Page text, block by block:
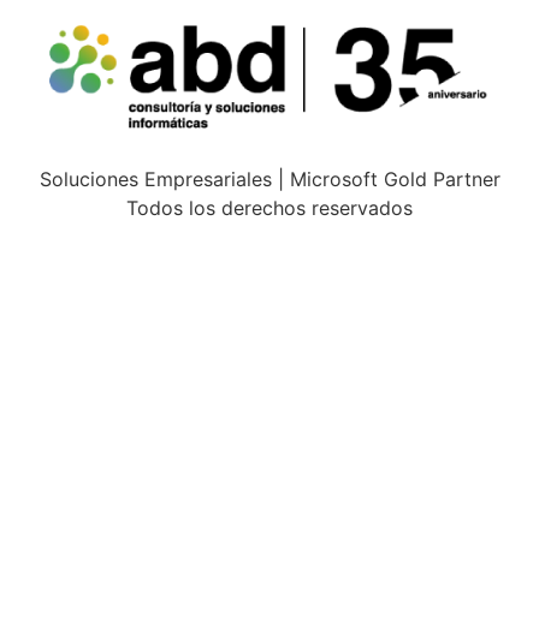
Soluciones Empresariales | Microsoft Gold Partner
Todos los derechos reservados